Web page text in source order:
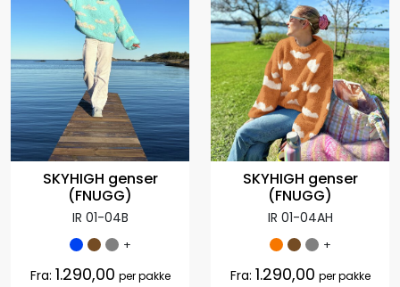
SKYHIGH genser
(FNUGG)
IR 01-04B
+
Fra: 1.290,00 per pakke
SKYHIGH genser
(FNUGG)
IR 01-04AH
+
Fra: 1.290,00 per pakke